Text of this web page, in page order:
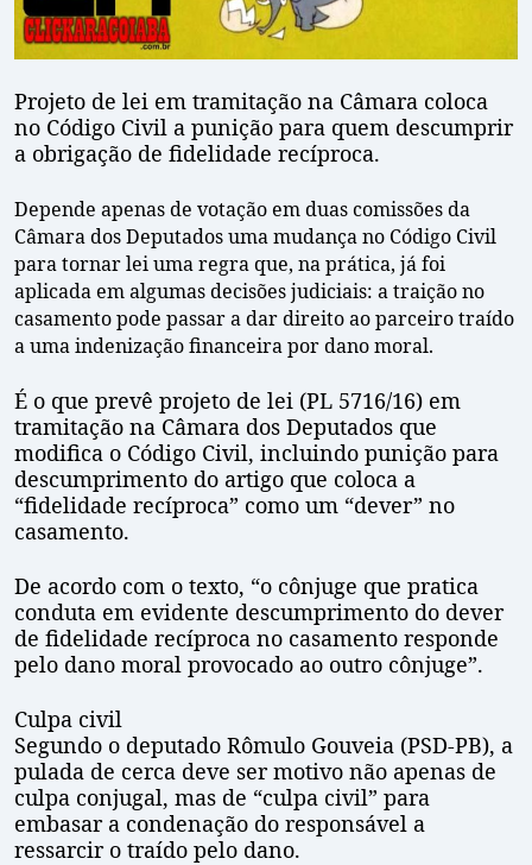
Projeto de lei em tramitação na Câmara coloca
no Código Civil a punição para quem descumprir
a obrigação de fidelidade recíproca.
Depende apenas de votação em duas comissões da
Câmara dos Deputados uma mudança no Código Civil
para tornar lei uma regra que, na prática, já foi
aplicada em algumas decisões judiciais: a traição no
casamento pode passar a dar direito ao parceiro traído
a uma indenização financeira por dano moral.
É o que prevê projeto de lei (PL 5716/16) em
tramitação na Câmara dos Deputados que
modifica o Código Civil, incluindo punição para
descumprimento do artigo que coloca a
“fidelidade recíproca” como um “dever” no
casamento.
De acordo com o texto, “o cônjuge que pratica
conduta em evidente descumprimento do dever
de fidelidade recíproca no casamento responde
pelo dano moral provocado ao outro cônjuge”.
Culpa civil
Segundo o deputado Rômulo Gouveia (PSD-PB), a
pulada de cerca deve ser motivo não apenas de
culpa conjugal, mas de “culpa civil” para
embasar a condenação do responsável a
ressarcir o traído pelo dano.